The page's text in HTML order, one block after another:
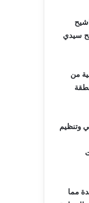
سيدي
من
وتنظيم
مما